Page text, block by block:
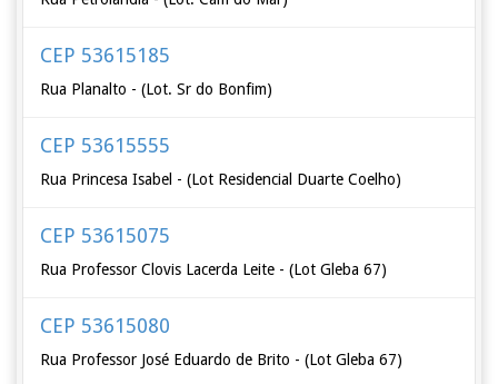
CEP 53615185
Rua Planalto - (Lot. Sr do Bonfim)
CEP 53615555
Rua Princesa Isabel - (Lot Residencial Duarte Coelho)
CEP 53615075
Rua Professor Clovis Lacerda Leite - (Lot Gleba 67)
CEP 53615080
Rua Professor José Eduardo de Brito - (Lot Gleba 67)